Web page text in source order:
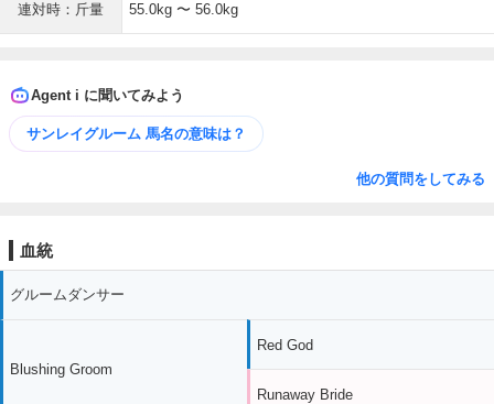
連対時：斤量 55.0kg 〜 56.0kg
Agent i に聞いてみよう
サンレイグルーム 馬名の意味は？
他の質問をしてみる
血統
グルームダンサー
Blushing Groom
Red God
Runaway Bride